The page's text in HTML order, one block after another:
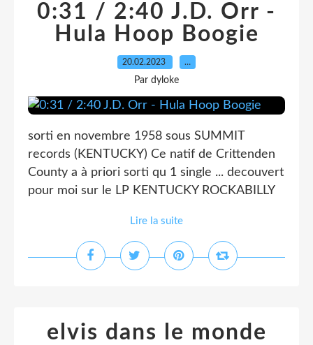
0:31 / 2:40 J.D. Orr -
Hula Hoop Boogie
20.02.2023 …
Par dyloke
sorti en novembre 1958 sous SUMMIT
records (KENTUCKY) Ce natif de Crittenden
County a à priori sorti qu 1 single ... decouvert
pour moi sur le LP KENTUCKY ROCKABILLY
Lire la suite
elvis dans le monde